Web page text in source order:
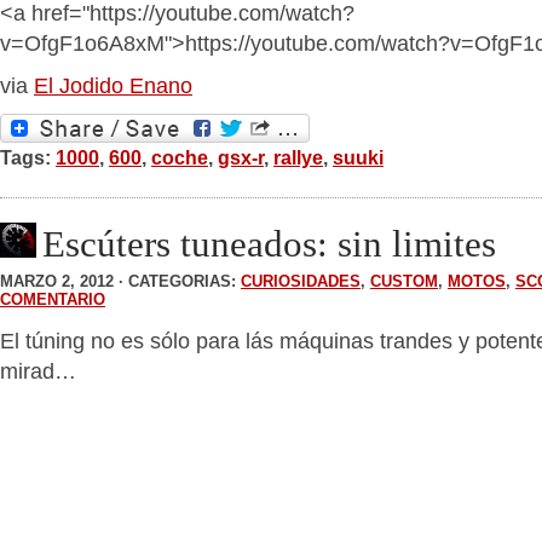
<a href="https://youtube.com/watch?
v=OfgF1o6A8xM">https://youtube.com/
via El Jodido Enano
Tags: 1000, 600, coche, gsx-r, rallye, suuki
Escúters tuneados: sin limites
MARZO 2, 2012 · CATEGORIAS: CURIOSIDADES, CUSTOM , MOTOS,
COMENTARIO
El túning no es sólo para lás máquinas trandes y
mirad…